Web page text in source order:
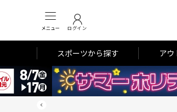
メニュー ログイン
スポーツから探す ア